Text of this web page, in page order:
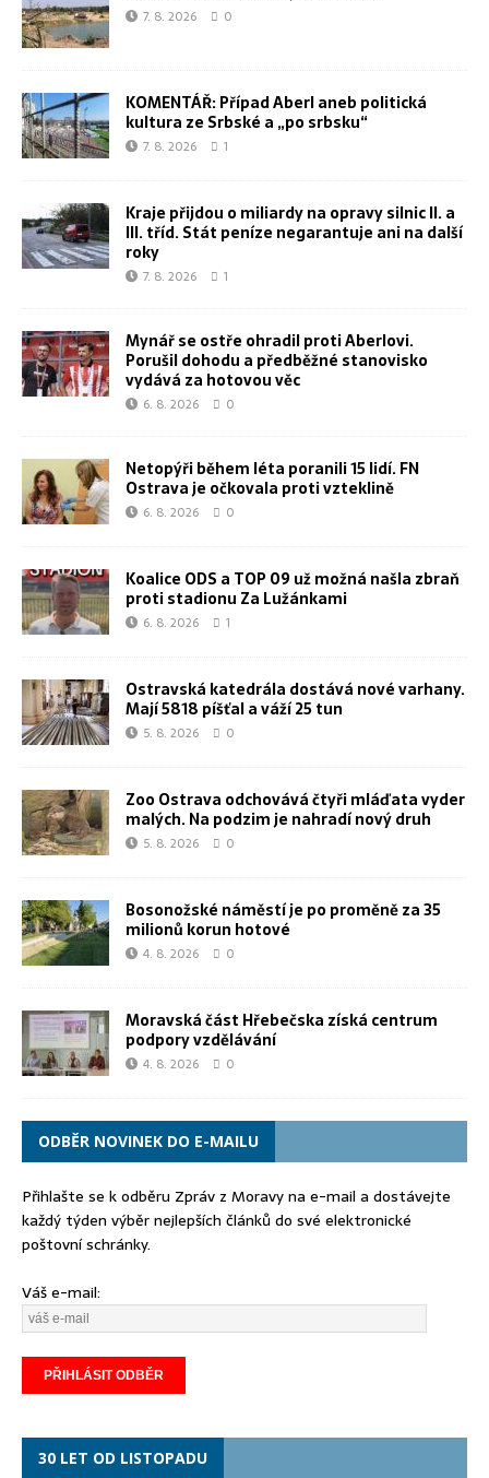
7. 8. 2026 0
KOMENTÁŘ: Případ Aberl aneb politická
kultura ze Srbské a „po srbsku“
7. 8. 2026 1
Kraje přijdou o miliardy na opravy silnic II. a
III. tříd. Stát peníze negarantuje ani na další
roky
7. 8. 2026 1
Mynář se ostře ohradil proti Aberlovi.
Porušil dohodu a předběžné stanovisko
vydává za hotovou věc
6. 8. 2026 0
Netopýři během léta poranili 15 lidí. FN
Ostrava je očkovala proti vzteklině
6. 8. 2026 0
Koalice ODS a TOP 09 už možná našla zbraň
proti stadionu Za Lužánkami
6. 8. 2026 1
Ostravská katedrála dostává nové varhany.
Mají 5818 píšťal a váží 25 tun
5. 8. 2026 0
Zoo Ostrava odchovává čtyři mláďata vyder
malých. Na podzim je nahradí nový druh
5. 8. 2026 0
Bosonožské náměstí je po proměně za 35
milionů korun hotové
4. 8. 2026 0
Moravská část Hřebečska získá centrum
podpory vzdělávání
4. 8. 2026 0
ODBĚR NOVINEK DO E-MAILU
Přihlašte se k odběru Zpráv z Moravy na e-mail a dostávejte
každý týden výběr nejlepších článků do své elektronické
poštovní schránky.
Váš e-mail:
30 LET OD LISTOPADU